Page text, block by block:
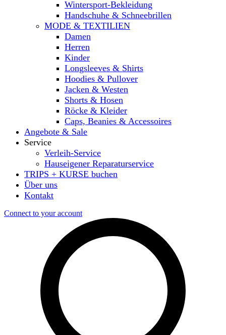
Wintersport-Bekleidung
Handschuhe & Schneebrillen
MODE & TEXTILIEN
Damen
Herren
Kinder
Longsleeves & Shirts
Hoodies & Pullover
Jacken & Westen
Shorts & Hosen
Röcke & Kleider
Caps, Beanies & Accessoires
Angebote & Sale
Service
Verleih-Service
Hauseigener Reparaturservice
TRIPS + KURSE buchen
Über uns
Kontakt
Connect to your account